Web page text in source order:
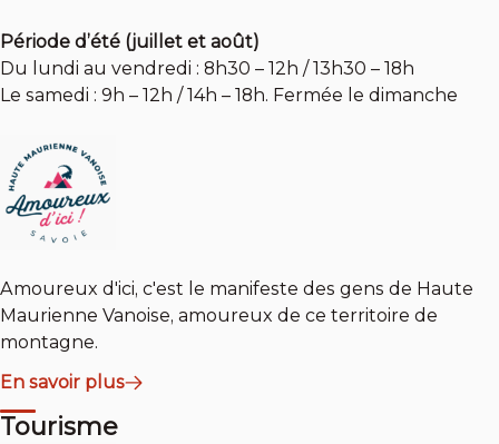
Période d’été (juillet et août)
Du lundi au vendredi : 8h30 – 12h / 13h30 – 18h
Le samedi : 9h – 12h / 14h – 18h. Fermée le dimanche
Amoureux d'ici, c'est le manifeste des gens de Haute
Maurienne Vanoise, amoureux de ce territoire de
montagne.
En savoir plus
Tourisme